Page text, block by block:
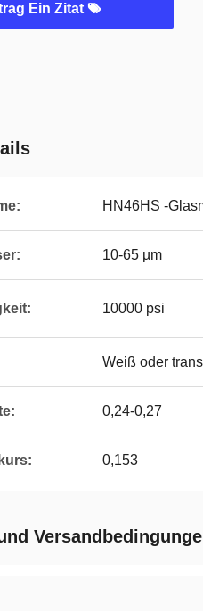
Ein Zitat
HN46HS -
10-65 µm
10000 psi
Weiß oder
0,24-0,27
0,153